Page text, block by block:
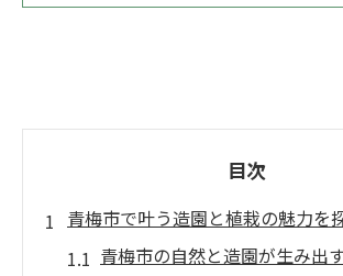
目次
青梅市で叶う造園と植栽の魅力を
青梅市の自然と造園が生み出